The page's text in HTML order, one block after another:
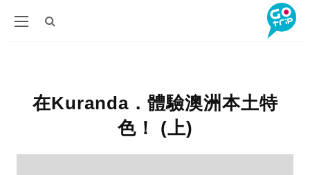
在Kuranda．體驗澳洲本土特
色！ (上)